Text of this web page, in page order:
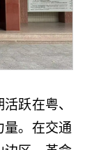
跃在粤、
量。在交通